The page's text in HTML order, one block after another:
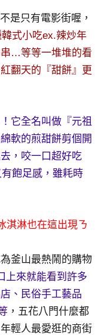
是只有電影街喔，
式小吃ex.辣炒年
…等等一堆堆的看
翻天的『甜餅』更
它全名叫做『元祖
軟的煎甜餅剪個開
，咬一口超好吃
飽足感，雖耗時
淇淋也在這出現ㄋ
釜山最熱鬧的購物
上來就能看到許多
、民俗手工藝品
，五花八門什麼都
輕人最愛逛的商街